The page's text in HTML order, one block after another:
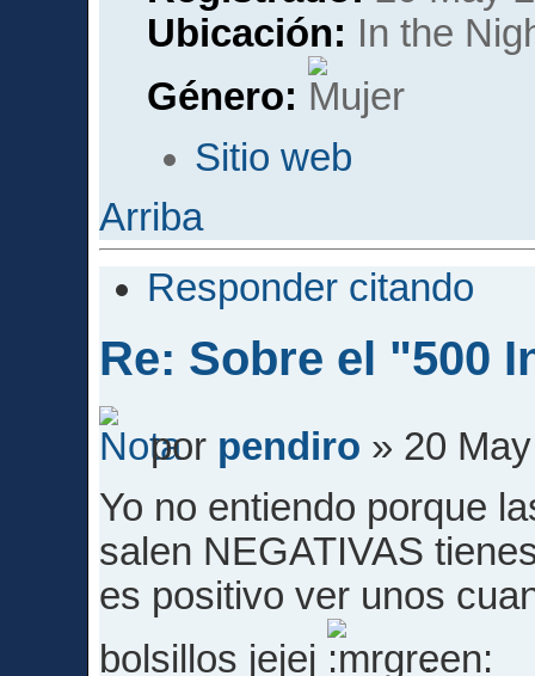
Ubicación: In the
Género:
Sitio web
Arriba
Responder citando
Re: Sobre el "500
por pendiro » 20
Yo no entiendo porque
salen NEGATIVAS
es positivo ver unos
bolsillos jejej
.